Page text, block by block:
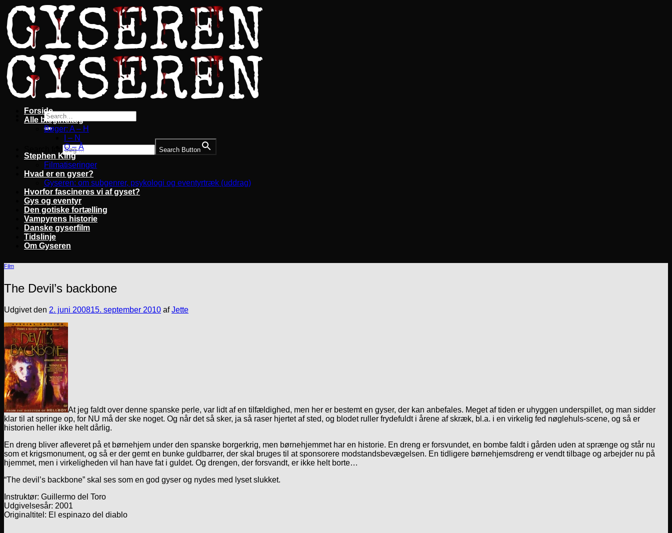
Fortsæt
til
indhold
Search Button
Forside
Alle blogindlæg
Bøger: A – H
I – N
O – Å
Stephen King
Filmatiseringer
Hvad er en gyser?
Gyseren: om subgenrer, psykologi og eventyrtræk (uddrag)
Hvorfor fascineres vi af gyset?
Gys og eventyr
Den gotiske fortælling
Vampyrens historie
Danske gyserfilm
Tidslinje
Om Gyseren
Film
The Devil’s backbone
Udgivet den 2. juni 200815. september 2010 afJette
At jeg faldt over denne spanske perle, var lidt af en tilfældighed, men her er bestemt en gyser, der kan anbefales. Meget af tiden er uhyggen underspillet, og man sidder
klar til at springe op, for NU må der ske noget. Og når det så sker, ja så raser hjertet af sted, og blodet ruller frydefuldt i årene af skræk, bl.a. i en virkelig fed nøglehuls-scene, og så er
historien heller ikke helt dårlig.
En dreng bliver afleveret på et børnehjem under den spanske borgerkrig, men børnehjemmet har en historie. En dreng er forsvundet, en bombe faldt i gården uden at sprænge og står nu
som et krigsmonument, og så er der gemt en bunke guldbarrer, der skal bruges til at sponsorere modstandsbevægelsen. En tidligere børnehjemsdreng er vendt tilbage og arbejder nu på
hjemmet, men i virkeligheden vil han have fat i guldet. Og drengen, der forsvandt, er ikke helt borte…
“The devil’s backbone” skal ses som en god gyser og nydes med lyset slukket.
Instruktør: Guillermo del Toro
Udgivelsesår: 2001
Originaltitel: El espinazo del diablo